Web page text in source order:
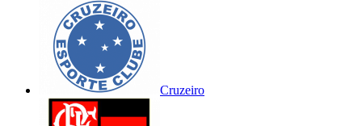
Cruzeiro